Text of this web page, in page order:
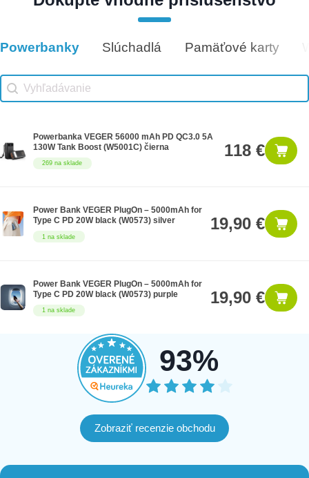
9 na sklade
Vhodné príslušenstvo
Powerbanky Slúchadlá Pamäťové karty
Vhodné príslušenstvo search
Search content
269 na sklade
Powerbanka VEGER 56000 mAh PD QC3.0 5A
130W Tank Boost (W5001C) čierna
118 €
1 na sklade
Power Bank VEGER PlugOn – 5000mAh for
Type C PD 20W black (W0573) silver
19,90 €
1 na sklade
Power Bank VEGER PlugOn – 5000mAh for
Type C PD 20W black (W0573) purple
19,90 €
93%
Zobraziť recenzie obchodu